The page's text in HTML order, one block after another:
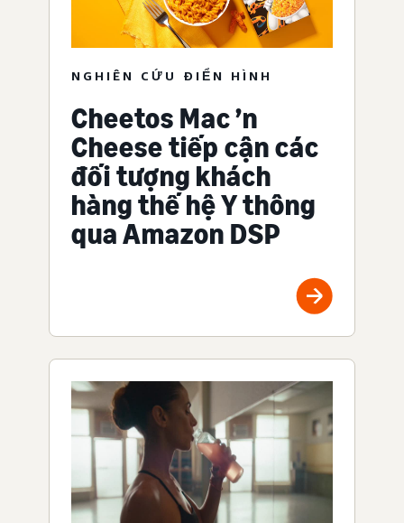
NGHIÊN CỨU ĐIỂN HÌNH
Cheetos Mac ’n
Cheese tiếp cận các
đối tượng khách
hàng thế hệ Y thông
qua Amazon DSP